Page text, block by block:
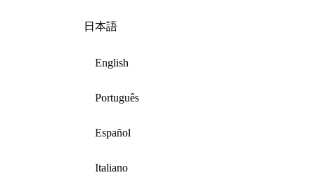
日本語
English
Português
Español
Italiano